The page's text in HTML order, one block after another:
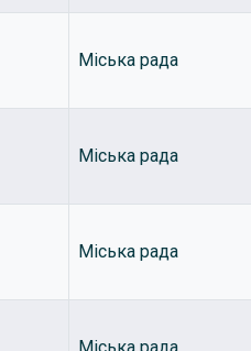
Міська рада
Міська рада
Міська рада